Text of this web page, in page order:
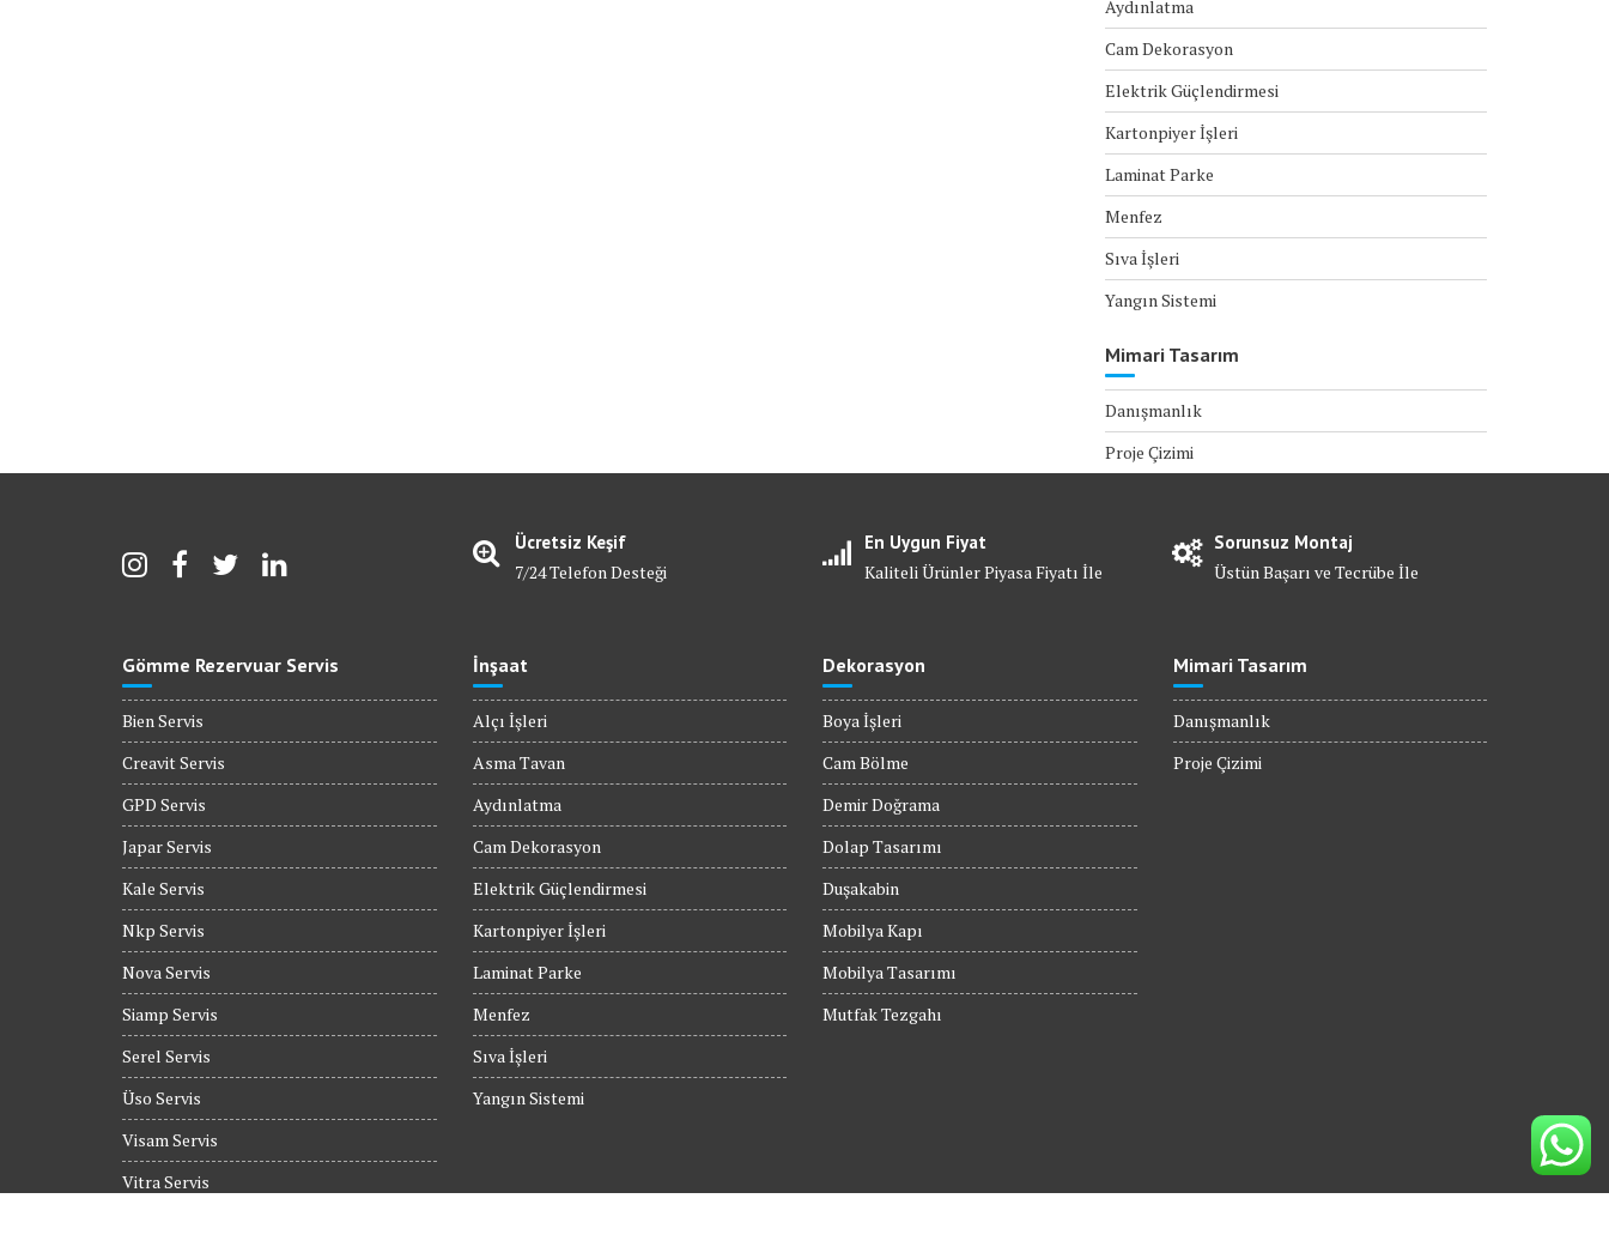
Aydınlatma
Cam Dekorasyon
Elektrik Güçlendirmesi
Kartonpiyer İşleri
Laminat Parke
Menfez
Sıva İşleri
Yangın Sistemi
Mimari Tasarım
Danışmanlık
Proje Çizimi
Ücretsiz Keşif
7/24 Telefon Desteği
En Uygun Fiyat
Kaliteli Ürünler Piyasa Fiyatı İle
Sorunsuz Montaj
Üstün Başarı ve Tecrübe İle
Gömme Rezervuar Servis
Bien Servis
Creavit Servis
GPD Servis
Japar Servis
Kale Servis
Nkp Servis
Nova Servis
Siamp Servis
Serel Servis
Üso Servis
Visam Servis
Vitra Servis
İnşaat
Alçı İşleri
Asma Tavan
Aydınlatma
Cam Dekorasyon
Elektrik Güçlendirmesi
Kartonpiyer İşleri
Laminat Parke
Menfez
Sıva İşleri
Yangın Sistemi
Dekorasyon
Boya İşleri
Cam Bölme
Demir Doğrama
Dolap Tasarımı
Duşakabin
Mobilya Kapı
Mobilya Tasarımı
Mutfak Tezgahı
Mimari Tasarım
Danışmanlık
Proje Çizimi